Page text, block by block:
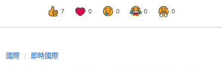
7 0 0 0 0
國際 即時國際